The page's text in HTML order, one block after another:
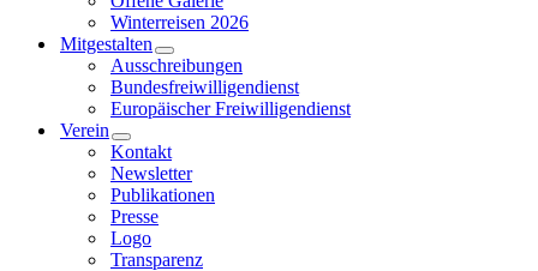
Winterreisen 2026
Mitgestalten
Ausschreibungen
Bundesfreiwilligendienst
Europäischer Freiwilligendienst
Verein
Kontakt
Newsletter
Publikationen
Presse
Logo
Transparenz